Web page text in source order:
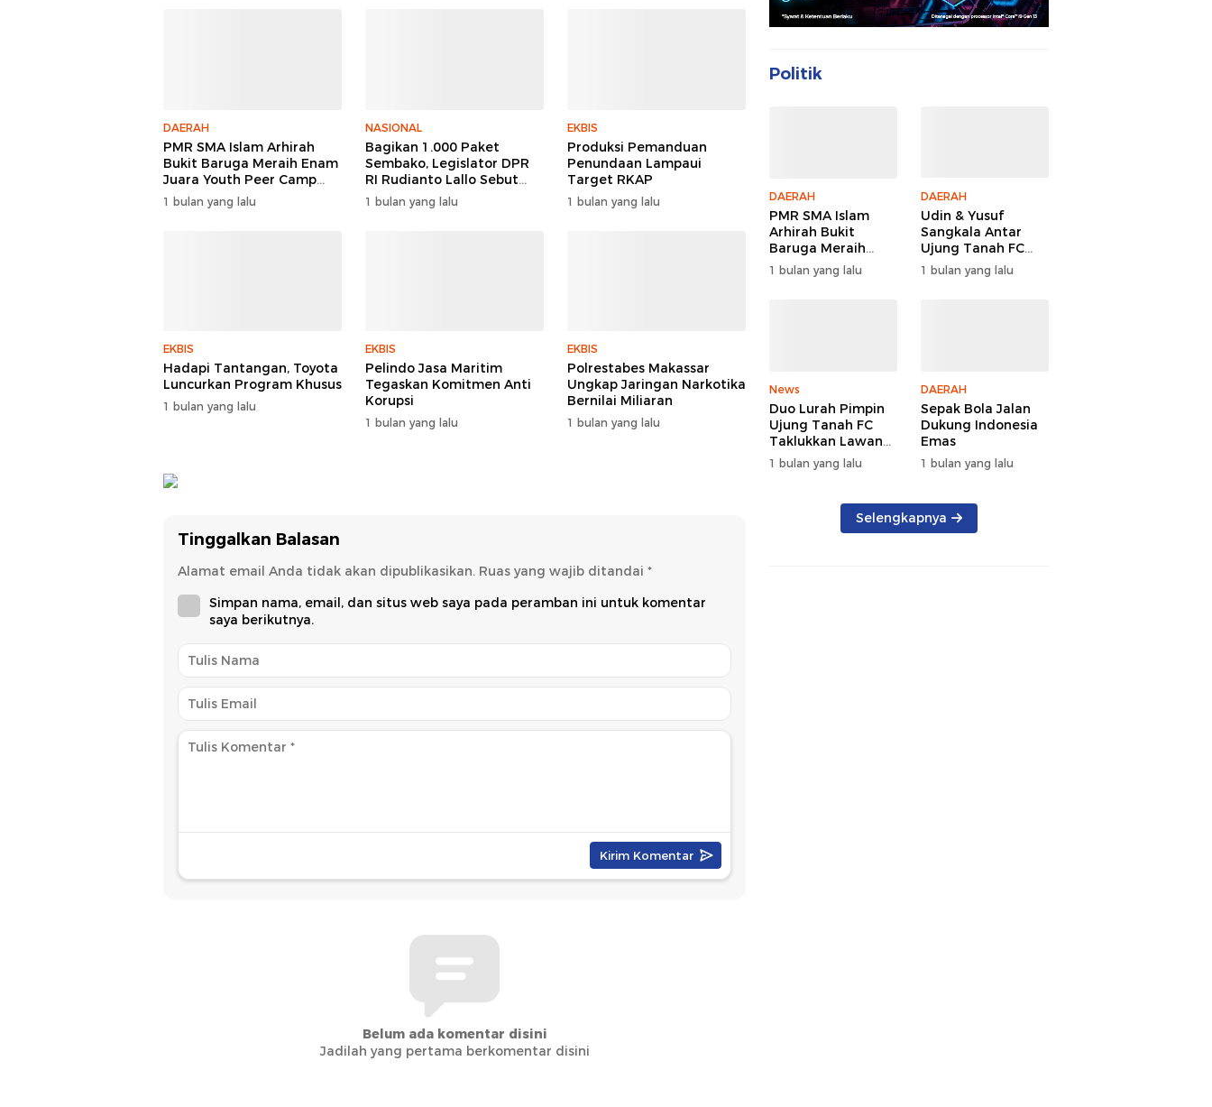
DAERAH
PMR SMA Islam Arhirah
Bukit Baruga Meraih Enam
Juara Youth Peer Camp
2026
1 bulan yang lalu
NASIONAL
Bagikan 1.000 Paket
Sembako, Legislator DPR
RI Rudianto Lallo Sebut
Kepercayaan Publik Ke
Polri Meningkat
1 bulan yang lalu
EKBIS
Produksi Pemanduan
Penundaan Lampaui
Target RKAP
1 bulan yang lalu
EKBIS
Hadapi Tantangan, Toyota
Luncurkan Program Khusus
1 bulan yang lalu
EKBIS
Pelindo Jasa Maritim
Tegaskan Komitmen Anti
Korupsi
1 bulan yang lalu
EKBIS
Polrestabes Makassar
Ungkap Jaringan Narkotika
Bernilai Miliaran
1 bulan yang lalu
Tinggalkan Balasan
Alamat email Anda tidak akan dipublikasikan. Ruas yang wajib ditandai *
Simpan nama, email, dan situs web saya pada peramban ini untuk komentar
saya berikutnya.
Belum ada komentar disini
Jadilah yang pertama berkomentar disini
Politik
DAERAH
PMR SMA Islam
Arhirah Bukit
Baruga Meraih
Enam Juara Youth
Peer Camp 2026
1 bulan yang lalu
DAERAH
Udin & Yusuf
Sangkala Antar
Ujung Tanah FC
Juara PSDA Cup
1 bulan yang lalu
News
Duo Lurah Pimpin
Ujung Tanah FC
Taklukkan Lawan
dan Raih Gelar
1 bulan yang lalu
DAERAH
Sepak Bola Jalan
Dukung Indonesia
Emas
1 bulan yang lalu
Selengkapnya